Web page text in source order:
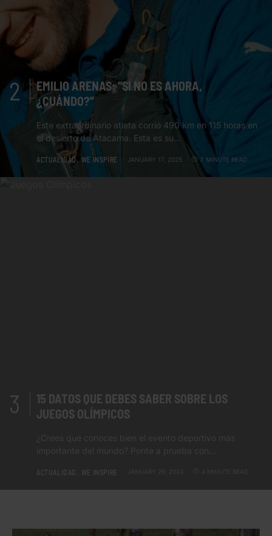
EMILIO ARENAS: “SI NO ES AHORA,
¿CUÁNDO?”
Este extraordinario atleta corrió 490 km en 115 horas en
el desierto de Atacama. Esta es su…
ACTUALIDAD WE INSPIRE JANUARY 17, 2025 7 MINUTE READ
15 DATOS QUE DEBES SABER SOBRE LOS
JUEGOS OLÍMPICOS
ACTUALIDAD WE INSPIRE JANUARY 29, 2024 4 MINUTE READ